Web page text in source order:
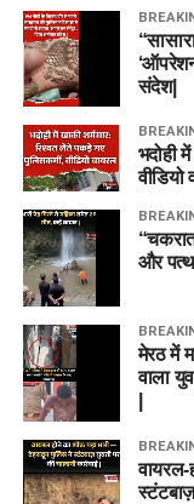
संदेश|
भदोही
वीडियो
और
मेरठ में
वाला
वायरल-